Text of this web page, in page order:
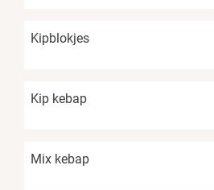
Kipblokjes
Kip kebap
Mix kebap